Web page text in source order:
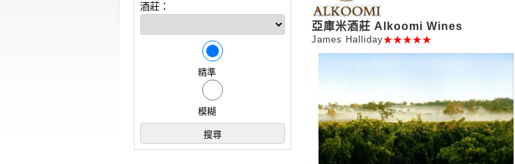
酒莊：
精準
模糊
亞庫米酒莊 Alkoomi Wines
James Halliday★★★★★